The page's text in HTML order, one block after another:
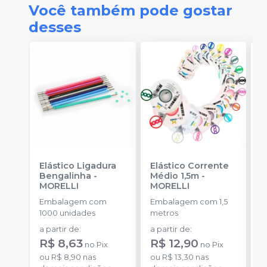
Você também pode gostar
desses
Elástico Ligadura
Bengalinha -
MORELLI
Embalagem com
1000 unidades
a partir de:
R$ 8,63 no Pix
ou R$ 8,90 nas
Elástico Corrente
Médio 1,5m-
MORELLI
Embalagem com 1,5
metros
a partir de:
R$ 12,90 no Pix
ou R$ 13,30 nas